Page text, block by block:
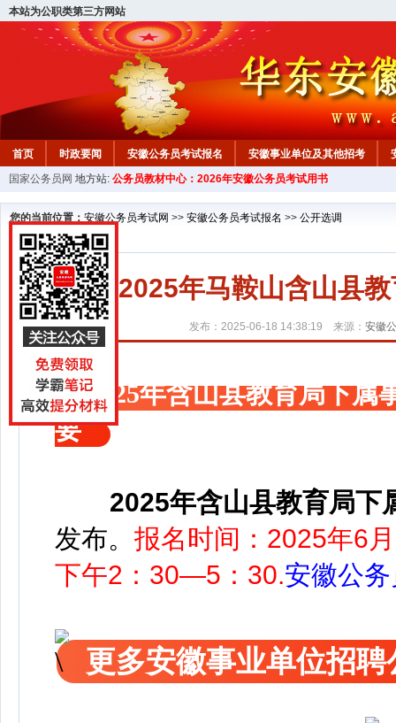
本站为公职类第三方网站
首页 时政要闻 安徽公务员考试报名 安徽事业单位及其他招考
安徽公务员行测试题 在线咨询 教材中心
国家公务员网 地方站: 公务员教材中心：2026年安徽公务员考试用书
您的当前位置： 安徽公务员考试网 >> 安徽公务员考试报名 >> 公开选调
2025年马鞍山含山县
发布：2025-06-18 14:38:19 来源： 安徽
2025年含山县教育局下属
要
2025年含山县教育局下
发布。 报名时间：2025年6
下午2：30—5：30.安徽公
更多安徽事业单位招聘